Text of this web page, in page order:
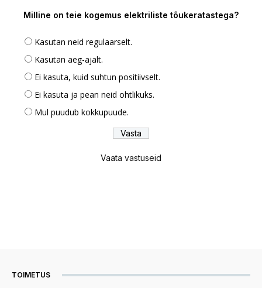
Milline on teie kogemus elektriliste tõukeratastega?
Kasutan neid regulaarselt.
Kasutan aeg-ajalt.
Ei kasuta, kuid suhtun positiivselt.
Ei kasuta ja pean neid ohtlikuks.
Mul puudub kokkupuude.
Vaata vastuseid
TOIMETUS